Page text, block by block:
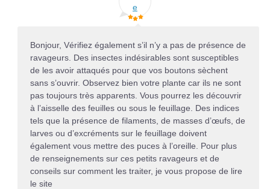
Bonjour, Vérifiez également s’il n’y a pas de présence de
ravageurs. Des insectes indésirables sont susceptibles
de les avoir attaqués pour que vos boutons sèchent
sans s’ouvrir. Observez bien votre plante car ils ne sont
pas toujours très apparents. Vous pourrez les découvrir
à l’aisselle des feuilles ou sous le feuillage. Des indices
tels que la présence de filaments, de masses d’œufs, de
larves ou d’excréments sur le feuillage doivent
également vous mettre des puces à l’oreille. Pour plus
de renseignements sur ces petits ravageurs et de
conseils sur comment les traiter, je vous propose de lire
le site